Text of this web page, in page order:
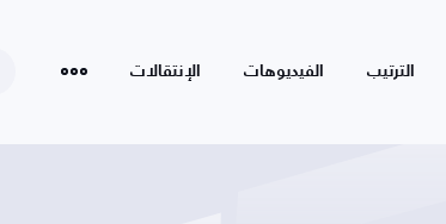
الترتيب الفيديوهات الإنتقالات